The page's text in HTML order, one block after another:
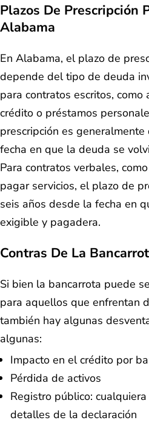
Plazos De Prescripción
Alabama
En Alabama, el plazo de
depende del tipo de deuda
para contratos escritos,
crédito o préstamos
prescripción es
fecha en que la deuda se
Para contratos verbales,
pagar servicios, el plazo de
seis años desde la fecha en
exigible y pagadera.
Contras De La
Si bien la bancarrota puede
para aquellos que enfrentan
también hay algunas
algunas:
Impacto en el crédito por
Pérdida de activos
Registro público:
detalles de la declaración